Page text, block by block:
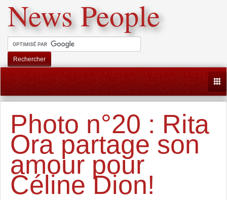
News People
Rechercher
Photo n°20 : Rita
Ora partage son
amour pour
Céline Dion!